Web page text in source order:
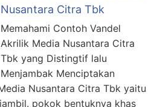
Nusantara Citra Tbk
Memahami Contoh Vandel
Akrilik Media Nusantara Citra
Tbk yang Distingtif lalu
Menjambak Menciptakan
Nusantara Citra Tbk yaitu
pokok bentuknya khas